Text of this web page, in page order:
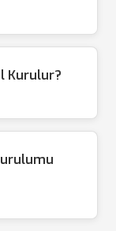
Kurulur?